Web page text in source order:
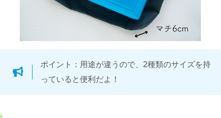
ポイント：用途が違うので、2種類のサイズを持
っていると便利だよ！